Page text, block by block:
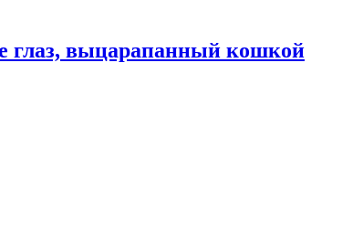
глаз, выцарапанный кошкой